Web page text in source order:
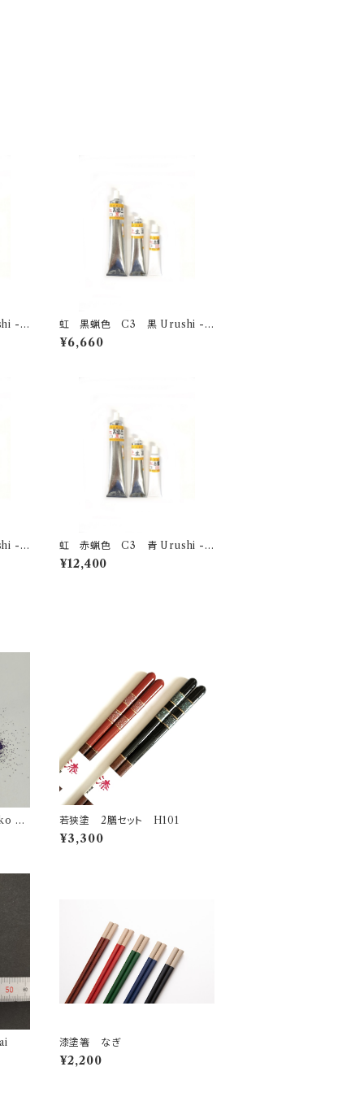
虹 黒蝋色 C3 黒 Urushi -bl
ack- 100g
¥6,660
虹 赤蝋色 C3 青 Urushi -bl
ue- 200g
¥12,400
Ur
若狭塗 2膳セット H101
¥3,300
漆塗箸 なぎ
¥2,200